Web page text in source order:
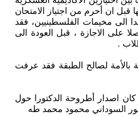
ان أحرم من اجتياز الامتحان
الى مخيمات الفلسطينيين، فقد
على الاجازة ، قبل العودة الى
.
بالأمة لصالح الطبقة فقد عرفت
اصدار أطروحة الدكتورا حول
السوداني محمود محمد طه